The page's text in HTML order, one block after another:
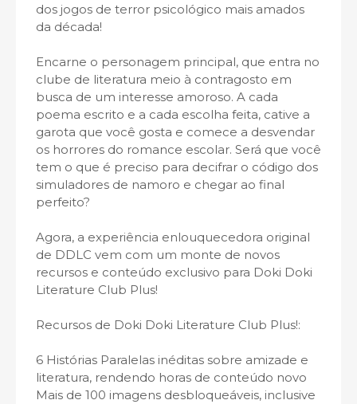
dos jogos de terror psicológico mais amados
da década!
Encarne o personagem principal, que entra no
clube de literatura meio à contragosto em
busca de um interesse amoroso. A cada
poema escrito e a cada escolha feita, cative a
garota que você gosta e comece a desvendar
os horrores do romance escolar. Será que você
tem o que é preciso para decifrar o código dos
simuladores de namoro e chegar ao final
perfeito?
Agora, a experiência enlouquecedora original
de DDLC vem com um monte de novos
recursos e conteúdo exclusivo para Doki Doki
Literature Club Plus!
Recursos de Doki Doki Literature Club Plus!:
6 Histórias Paralelas inéditas sobre amizade e
literatura, rendendo horas de conteúdo novo
Mais de 100 imagens desbloqueáveis, inclusive